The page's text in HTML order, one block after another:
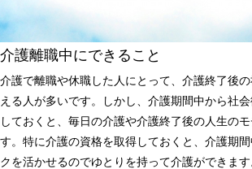
介護離職中にできること
介護で離職や休職した人にとって、介護終了後
える人が多いです。しかし、介護期間中から社
しておくと、毎日の介護や介護終了後の人生の
す。特に介護の資格を取得しておくと、介護期
クを活かせるのでゆとりを持って介護ができま